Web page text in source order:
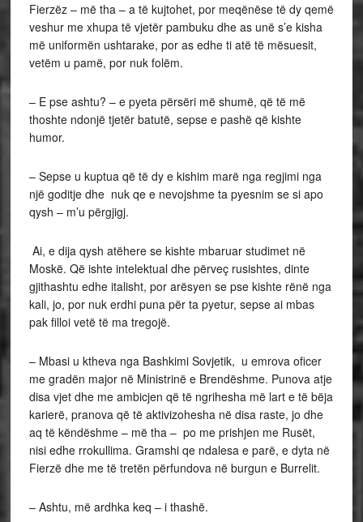
Fierzëz – më tha – a të kujtohet, por meqënëse të dy qemë
veshur me xhupa të vjetër pambuku dhe as unë s’e kisha
më uniformën ushtarake, por as edhe ti atë të mësuesit,
vetëm u pamë, por nuk folëm.
– E pse ashtu? – e pyeta përsëri më shumë, që të më
thoshte ndonjë tjetër batutë, sepse e pashë që kishte
humor.
– Sepse u kuptua që të dy e kishim marë nga regjimi nga
një goditje dhe nuk qe e nevojshme ta pyesnim se si apo
qysh – m’u përgjigj.
Ai, e dija qysh atëhere se kishte mbaruar studimet në
Moskë. Që ishte intelektual dhe përveç rusishtes, dinte
gjithashtu edhe italisht, por arësyen se pse kishte rënë nga
kali, jo, por nuk erdhi puna për ta pyetur, sepse ai mbas
pak filloi vetë të ma tregojë.
– Mbasi u ktheva nga Bashkimi Sovjetik, u emrova oficer
me gradën major në Ministrinë e Brendëshme. Punova atje
disa vjet dhe me ambicjen që të ngrihesha më lart e të bëja
karierë, pranova që të aktivizohesha në disa raste, jo dhe
aq të këndëshme – më tha – po me prishjen me Rusët,
nisi edhe rrokullima. Gramshi qe ndalesa e parë, e dyta në
Fierzë dhe me të tretën përfundova në burgun e Burrelit.
– Ashtu, më ardhka keq – i thashë.